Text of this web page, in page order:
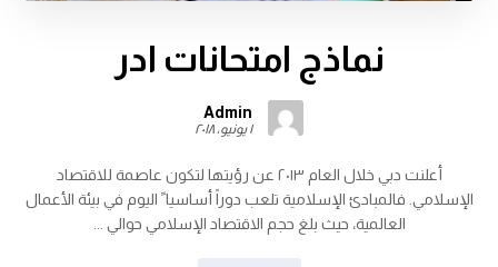
نماذج امتحانات ادر
Admin
١ يونيو، ٢٠١٨
أعلنت دبي خلال العام ٢٠١٣ عن رؤيتها لتكون عاصمة للاقتصاد
الإسلامي. فالمبادئ الإسلامية تلعب دوراً أساسيا ً اليوم في بيئة الأعمال
العالمية، حيث بلغ حجم الاقتصاد الإسلامي حوالي ...